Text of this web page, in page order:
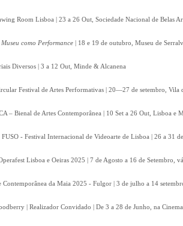
Room Lisboa | 23 a 26 Out, Sociedade Nacional de Belas
Museu como Performance | 18 e 19 de outubro, Museu de
Diversos | 3 a 12 Out, Minde & Alcanena
Festival de Artes Performativas | 20—27 de setembro, Vila
– Bienal de Artes Contemporânea | 10 Set a 26 Out, Lisboa e
FUSO - Festival Internacional de Videoarte de Lisboa | 26 a 31
Lisboa e Oeiras 2025 | 7 de Agosto a 16 de Setembro,
Contemporânea da Maia 2025 - Fulgor | 3 de julho a 14
| Realizador Convidado | De 3 a 28 de Junho, na